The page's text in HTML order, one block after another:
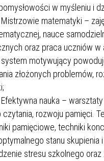
w myśleniu i
Mistrzowie matematyki –
nauce
oraz praca uczniów
motywujący
złożonych problemów,
Efektywna nauka –
rozwoju pamięci.
pamięciowe, techniki
stanu
stresu szkolnego